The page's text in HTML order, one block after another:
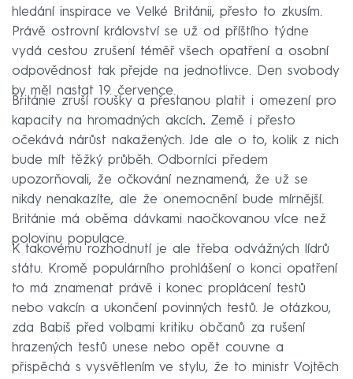
hledání inspirace ve Velké Británii, přesto to zkusím.
Právě ostrovní království se už od příštího týdne
vydá cestou zrušení téměř všech opatření a osobní
odpovědnost tak přejde na jednotlivce. Den svobody
by měl nastat 19. července.
Británie zruší roušky a přestanou platit i omezení pro
kapacity na hromadných akcích. Země i přesto
očekává nárůst nakažených. Jde ale o to, kolik z nich
bude mít těžký průběh. Odborníci předem
upozorňovali, že očkování neznamená, že už se
nikdy nenakazíte, ale že onemocnění bude mírnější.
Británie má oběma dávkami naočkovanou více než
polovinu populace.
K takovému rozhodnutí je ale třeba odvážných lídrů
státu. Kromě populárního prohlášení o konci opatření
to má znamenat právě i konec proplácení testů
nebo vakcín a ukončení povinných testů. Je otázkou,
zda Babiš před volbami kritiku občanů za rušení
hrazených testů unese nebo opět couvne a
přispěchá s vysvětlením ve stylu, že to ministr Vojtěch